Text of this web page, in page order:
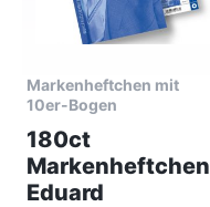
Markenheftchen mit
10er-Bogen
180ct
Markenheftchen
Eduard